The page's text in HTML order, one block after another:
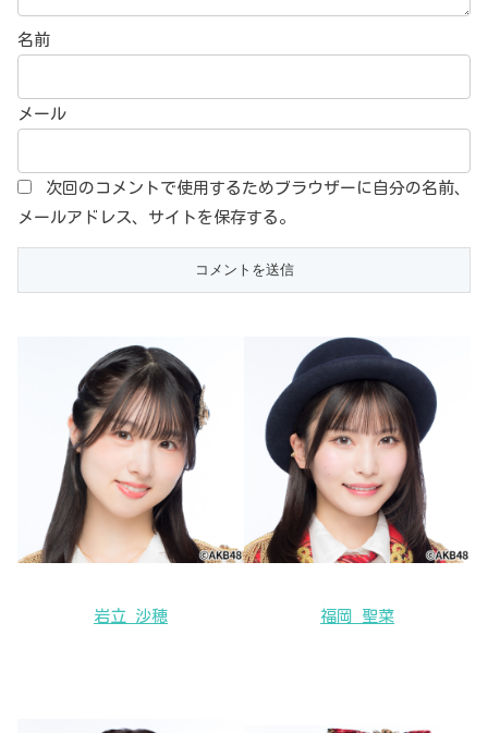
名前
メール
次回のコメントで使用するためブラウザーに自分の名前、
メールアドレス、サイトを保存する。
岩立 沙穂 福岡 聖菜